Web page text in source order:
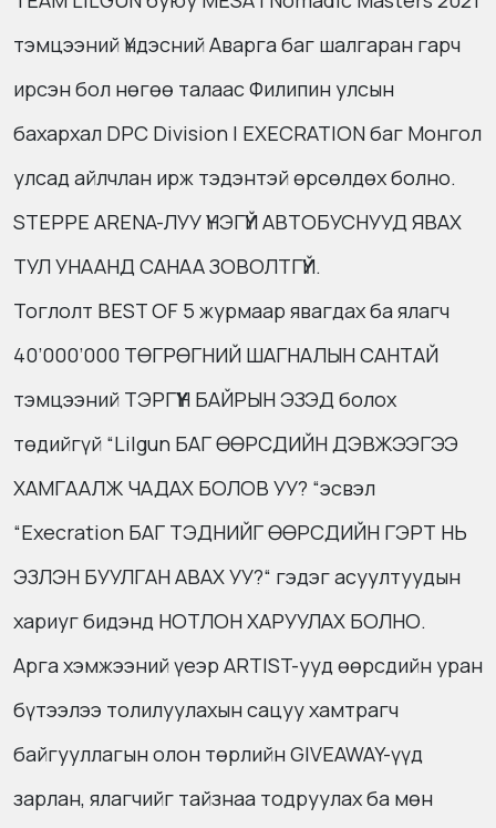
тэмцээний Үндэсний Аварга баг шалгаран гарч
ирсэн бол нөгөө талаас Филипин улсын
бахархал DPC Division l EXECRATION баг Монгол
улсад айлчлан ирж тэдэнтэй өрсөлдөх болно.
STEPPE ARENA-ЛУУ ҮНЭГҮЙ АВТОБУСНУУД ЯВАХ
ТУЛ УНААНД САНАА ЗОВОЛТГҮЙ.
Тоглолт BEST OF 5 журмаар явагдах ба ялагч
40’000’000 ТӨГРӨГНИЙ ШАГНАЛЫН САНТАЙ
тэмцээний ТЭРГҮҮН БАЙРЫН ЭЗЭД болох
төдийгүй “Lilgun БАГ ӨӨРСДИЙН ДЭВЖЭЭГЭЭ
ХАМГААЛЖ ЧАДАХ БОЛОВ УУ? “эсвэл
“Execration БАГ ТЭДНИЙГ ӨӨРСДИЙН ГЭРТ НЬ
ЭЗЛЭН БУУЛГАН АВАХ УУ?“ гэдэг асуултуудын
хариуг бидэнд НОТЛОН ХАРУУЛАХ БОЛНО.
Арга хэмжээний үеэр ARTIST-ууд өөрсдийн уран
бүтээлээ толилуулахын сацуу хамтрагч
байгууллагын олон төрлийн GIVEAWAY-үүд
зарлан, ялагчийг тайзнаа тодруулах ба мөн